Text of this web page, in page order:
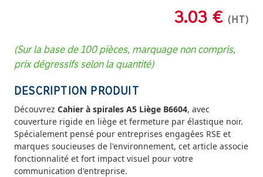
3.03 € (HT)
(Sur la base de 100 pièces, marquage non compris,
prix dégressifs selon la quantité)
DESCRIPTION PRODUIT
Découvrez Cahier à spirales A5 Liège B6604, avec
couverture rigide en liège et fermeture par élastique noir.
Spécialement pensé pour entreprises engagées RSE et
marques soucieuses de l'environnement, cet article associe
fonctionnalité et fort impact visuel pour votre
communication d'entreprise.